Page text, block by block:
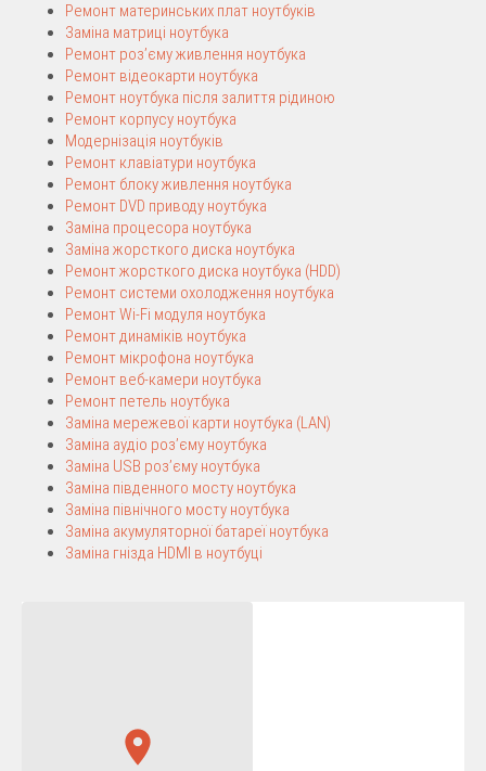
Ремонт материнських плат ноутбуків
Заміна матриці ноутбука
Ремонт роз’єму живлення ноутбука
Ремонт відеокарти ноутбука
Ремонт ноутбука після залиття рідиною
Ремонт корпусу ноутбука
Модернізація ноутбуків
Ремонт клавіатури ноутбука
Ремонт блоку живлення ноутбука
Ремонт DVD приводу ноутбука
Заміна процесора ноутбука
Заміна жорсткого диска ноутбука
Ремонт жорсткого диска ноутбука (HDD)
Ремонт системи охолодження ноутбука
Ремонт Wi-Fi модуля ноутбука
Ремонт динаміків ноутбука
Ремонт мікрофона ноутбука
Ремонт веб-камери ноутбука
Ремонт петель ноутбука
Заміна мережевої карти ноутбука (LAN)
Заміна аудіо роз’єму ноутбука
Заміна USB роз’єму ноутбука
Заміна південного мосту ноутбука
Заміна північного мосту ноутбука
Заміна акумуляторної батареї ноутбука
Заміна гнізда HDMI в ноутбуці